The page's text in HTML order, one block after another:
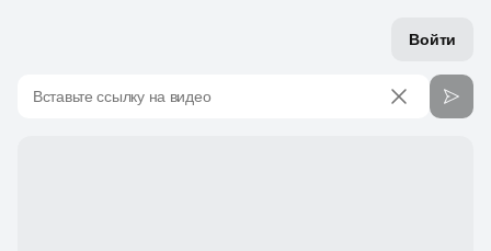
Войти
Вставьте ссылку на видео